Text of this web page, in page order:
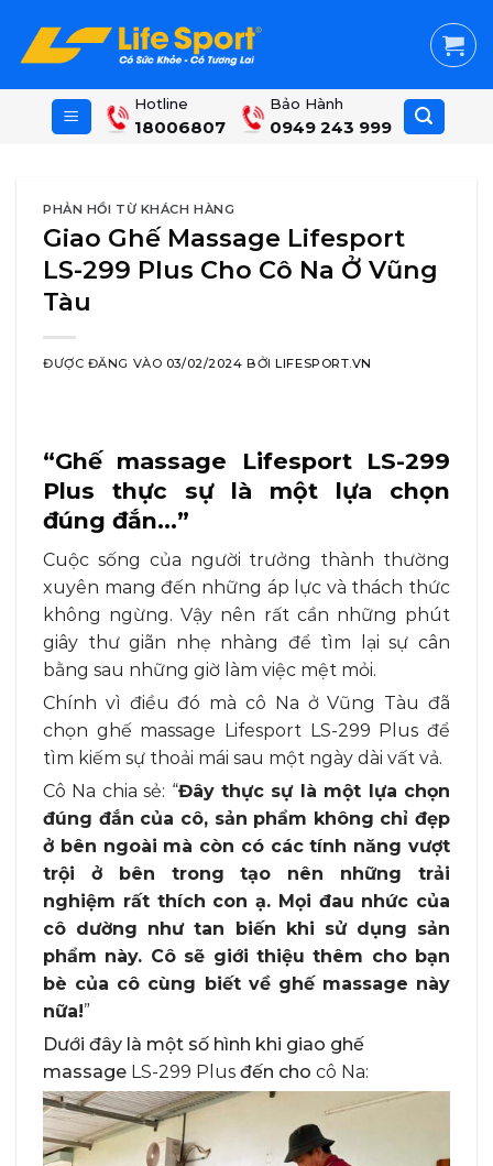
content
Hotline
18006807
Bảo Hành
0949 243 999
PHẢN HỒI TỪ KHÁCH HÀNG
Giao Ghế Massage Lifesport
LS-299 Plus Cho Cô Na Ở Vũng
Tàu
ĐƯỢC ĐĂNG VÀO 03/02/2024 BỞILIFESPORT.VN
“Ghế massage Lifesport LS-299
Plus thực sự là một lựa chọn
đúng đắn…”
Cuộc sống của người trưởng thành thường
xuyên mang đến những áp lực và thách thức
không ngừng. Vậy nên rất cần những phút
giây thư giãn nhẹ nhàng để tìm lại sự cân
bằng sau những giờ làm việc mệt mỏi.
Chính vì điều đó mà cô Na ở Vũng Tàu đã
chọn ghế massage Lifesport LS-299 Plus để
tìm kiếm sự thoải mái sau một ngày dài vất vả.
Cô Na chia sẻ: “Đây thực sự là một lựa chọn
đúng đắn của cô, sản phẩm không chỉ đẹp
ở bên ngoài mà còn có các tính năng vượt
trội ở bên trong tạo nên những trải
nghiệm rất thích con ạ. Mọi đau nhức của
cô dường như tan biến khi sử dụng sản
phẩm này. Cô sẽ giới thiệu thêm cho bạn
bè của cô cùng biết về ghế massage này
nữa!”
Dưới đây là một số hình khi giao ghế
massage LS-299 Plus đến cho cô Na: